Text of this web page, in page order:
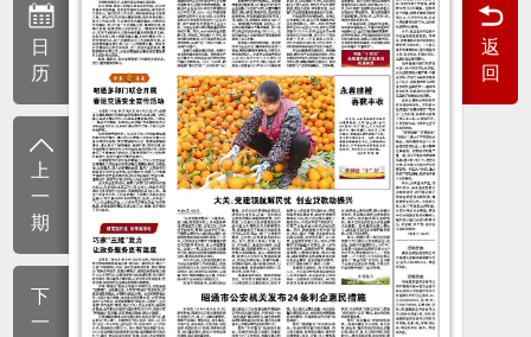
日
历
上
一
期
下
一
返
回